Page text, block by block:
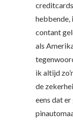
hebbende,
contant
als
ik altijd
de
eens dat